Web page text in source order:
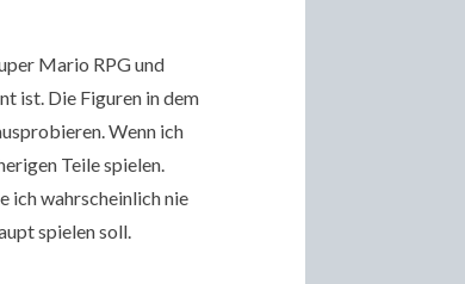
Mario RPG und
ist. Die Figuren in dem
Wenn ich
Teile spielen.
ich wahrscheinlich nie
spielen soll.